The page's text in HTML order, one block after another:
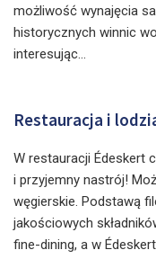
możliwość wynajęcia
historycznych winnic
interesując...
Restauracja i
W restauracji Édeskert
i przyjemny nastrój!
węgierskie. Podstawą
jakościowych
fine-dining, a w